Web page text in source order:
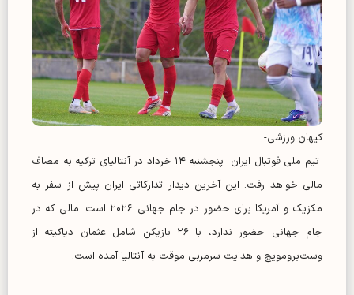
کیهان ورزشی-
تیم ملی فوتبال ایران پنجشنبه ۱۴ خرداد در آنتالیای ترکیه به مصاف
مالی خواهد رفت. این آخرین دیدار تدارکاتی ایران پیش از سفر به
مکزیک و آمریکا برای حضور در جام جهانی ۲۰۲۶ است. مالی که در
جام جهانی حضور ندارد، با ۲۶ بازیکن شامل عثمان دیاکیته از
وست‌برومویچ و هدایت سرمربی موقت به آنتالیا آمده است.